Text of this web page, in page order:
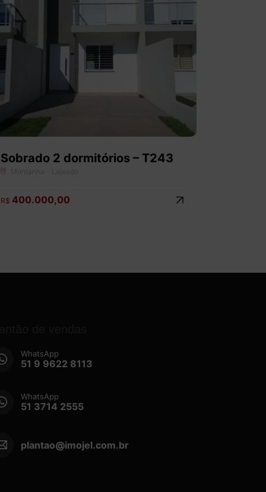
Sobrado 2 dormitórios – T243
R$ 400.000,00
WhatsApp
51 9 9622 8113
WhatsApp
51 3714 2555
plantao@imojel.com.br